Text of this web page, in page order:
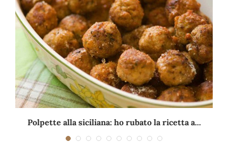
Polpette alla siciliana: ho rubato la ricetta a...